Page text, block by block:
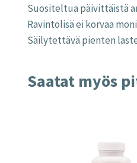
Suositeltua päivittäistä
Ravintolisä ei korvaa
Säilytettävä pienten
Saatat myös